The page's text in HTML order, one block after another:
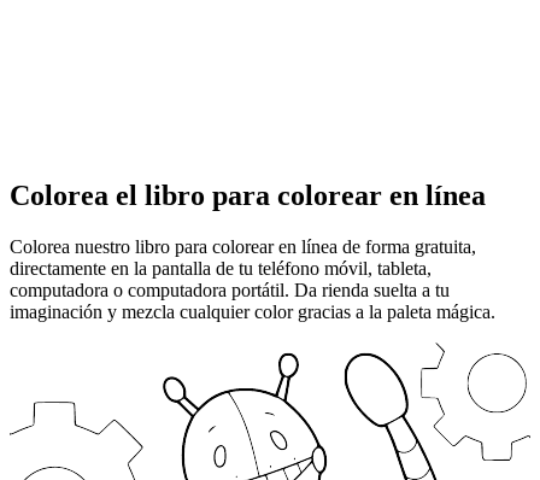
Colorea el libro para colorear en línea
Colorea nuestro libro para colorear en línea de forma gratuita,
directamente en la pantalla de tu teléfono móvil, tableta,
computadora o computadora portátil. Da rienda suelta a tu
imaginación y mezcla cualquier color gracias a la paleta mágica.